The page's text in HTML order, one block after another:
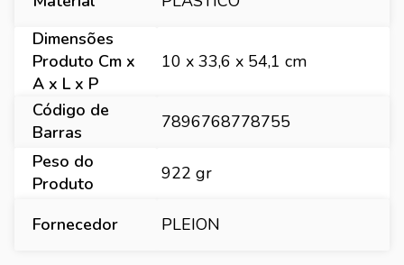
Dimensões
Produto Cm x
A x L x P
10 x 33,6 x 54,1 cm
Código de
Barras
7896768778755
Peso do
Produto
922 gr
Fornecedor PLEION